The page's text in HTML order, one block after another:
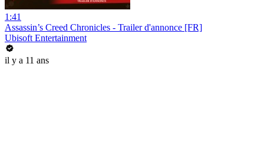
1:41
Assassin’s Creed Chronicles - Trailer d'annonce [FR]
Ubisoft Entertainment
il y a 11 ans